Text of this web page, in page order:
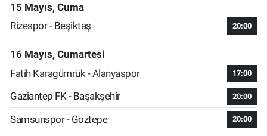
15 Mayıs, Cuma
Rizespor - Beşiktaş
20:00
16 Mayıs, Cumartesi
Fatih Karagümrük - Alanyaspor
17:00
Gaziantep FK - Başakşehir 20:00
Samsunspor - Göztepe 20:00